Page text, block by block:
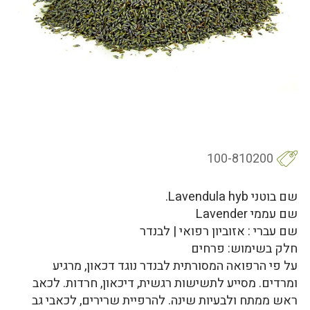
100-810200
שם בוטני Lavendula hyb.
שם עממי Lavender
שם עברי : אזוביון רפואי | לבנדר
חלק בשימוש: פרחים
על פי הרפואה המסורתית לבנדר נוגד דכאון, מרגיע
ומרדים. מסייע לתשישות רגשית, דיכאון, חרדות. לכאב
ראש ממתח ולבעיות שינה. להרפיית שרירים, לכאבי גב